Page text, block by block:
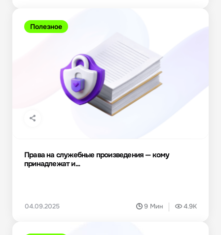
Полезное
Права на служебные произведения — кому
принадлежат и...
04.09.2025 9 Мин 4.9K